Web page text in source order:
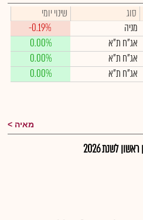
סוג
שינוי יומי
מניה
-0.19%
אג"ח ת"א
0.00%
אג"ח ת"א
0.00%
אג"ח ת"א 0.00%
מאיה
לשנת 2026